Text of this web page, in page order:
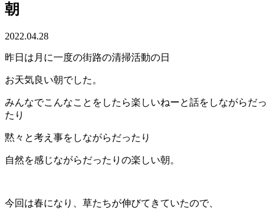
朝
2022.04.28
昨日は月に一度の街路の清掃活動の日
お天気良い朝でした。
みんなでこんなことをしたら楽しいねーと話をしながらだっ
たり
黙々と考え事をしながらだったり
自然を感じながらだったりの楽しい朝。
今回は春になり、草たちが伸びてきていたので、